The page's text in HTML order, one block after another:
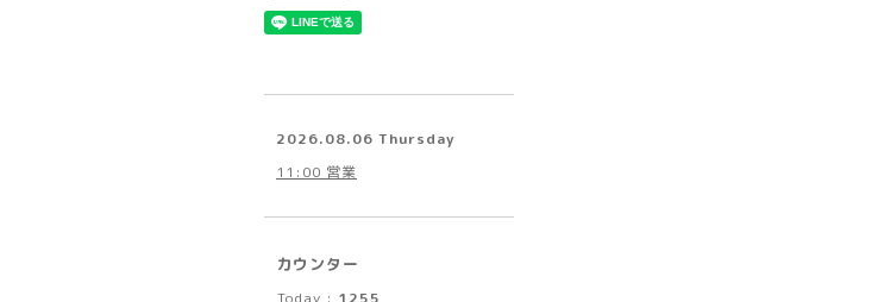
2026.08.06 Thursday
11:00 営業
カウンター
Today : 1255